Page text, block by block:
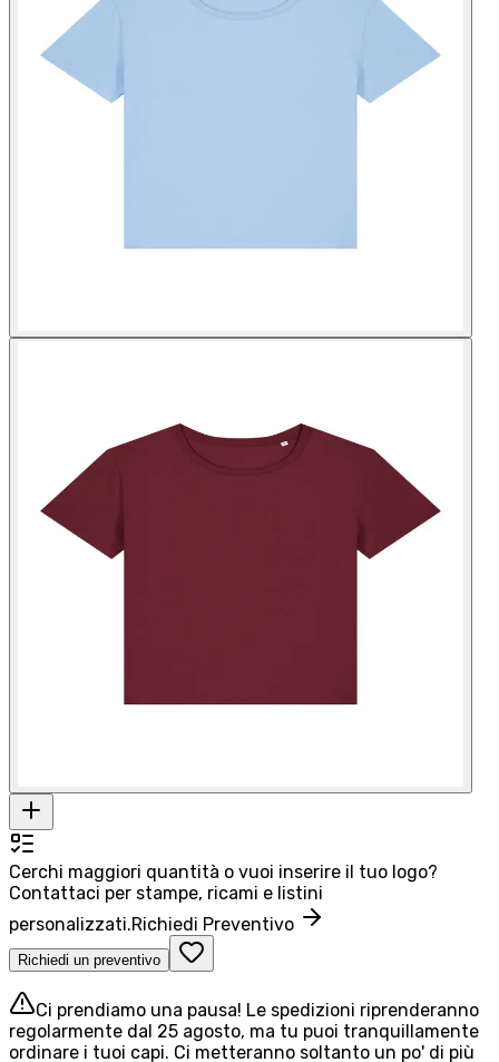
Cerchi maggiori quantità o vuoi inserire il tuo logo?
Contattaci per stampe, ricami e listini
personalizzati.Richiedi Preventivo
Richiedi un preventivo
Ci prendiamo una pausa! Le spedizioni riprenderanno
regolarmente dal 25 agosto, ma tu puoi tranquillamente
ordinare i tuoi capi. Ci metteranno soltanto un po' di più